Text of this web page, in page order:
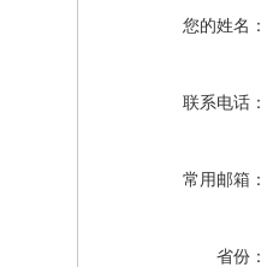
您的姓名：
联系电话：
常用邮箱：
省份：